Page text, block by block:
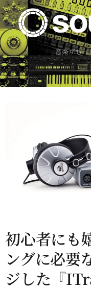
音楽がもっ
初心者にも
ングに必要
ジした『